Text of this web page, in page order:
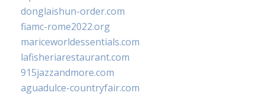
donglaishun-order.com
fiamc-rome2022.org
mariceworldessentials.com
lafisheriarestaurant.com
915jazzandmore.com
aguadulce-countryfair.com